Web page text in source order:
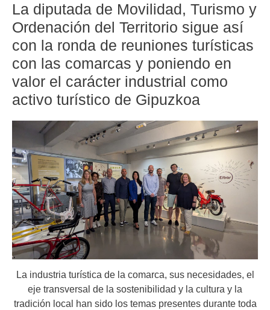
La diputada de Movilidad, Turismo y
Ordenación del Territorio sigue así
con la ronda de reuniones turísticas
con las comarcas y poniendo en
valor el carácter industrial como
activo turístico de Gipuzkoa
La industria turística de la comarca, sus necesidades, el
eje transversal de la sostenibilidad y la cultura y la
tradición local han sido los temas presentes durante toda